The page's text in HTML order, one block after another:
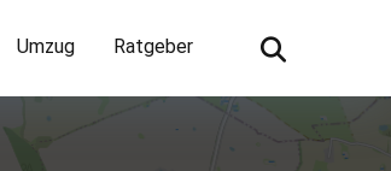
Umzug Ratgeber